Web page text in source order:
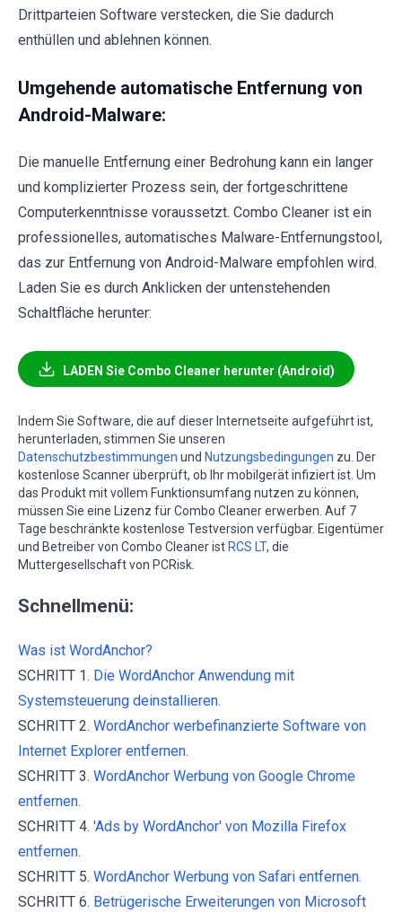
Drittparteien Software verstecken, die Sie dadurch
enthüllen und ablehnen können.
Umgehende automatische Entfernung von
Android-Malware:
Die manuelle Entfernung einer Bedrohung kann ein langer
und komplizierter Prozess sein, der fortgeschrittene
Computerkenntnisse voraussetzt. Combo Cleaner ist ein
professionelles, automatisches Malware-Entfernungstool,
das zur Entfernung von Android-Malware empfohlen wird.
Laden Sie es durch Anklicken der untenstehenden
Schaltfläche herunter:
LADEN Sie Combo Cleaner herunter (Android)
Indem Sie Software, die auf dieser Internetseite aufgeführt ist,
herunterladen, stimmen Sie unseren
Datenschutzbestimmungen und Nutzungsbedingungen zu. Der
kostenlose Scanner überprüft, ob Ihr mobilgerät infiziert ist. Um
das Produkt mit vollem Funktionsumfang nutzen zu können,
müssen Sie eine Lizenz für Combo Cleaner erwerben. Auf 7
Tage beschränkte kostenlose Testversion verfügbar. Eigentümer
und Betreiber von Combo Cleaner ist RCS LT, die
Muttergesellschaft von PCRisk.
Schnellmenü:
Was ist WordAnchor?
SCHRITT 1. Die WordAnchor Anwendung mit
Systemsteuerung deinstallieren.
SCHRITT 2. WordAnchor werbefinanzierte Software von
Internet Explorer entfernen.
SCHRITT 3. WordAnchor Werbung von Google Chrome
entfernen.
SCHRITT 4. 'Ads by WordAnchor' von Mozilla Firefox
entfernen.
SCHRITT 5. WordAnchor Werbung von Safari entfernen.
SCHRITT 6. Betrügerische Erweiterungen von Microsoft